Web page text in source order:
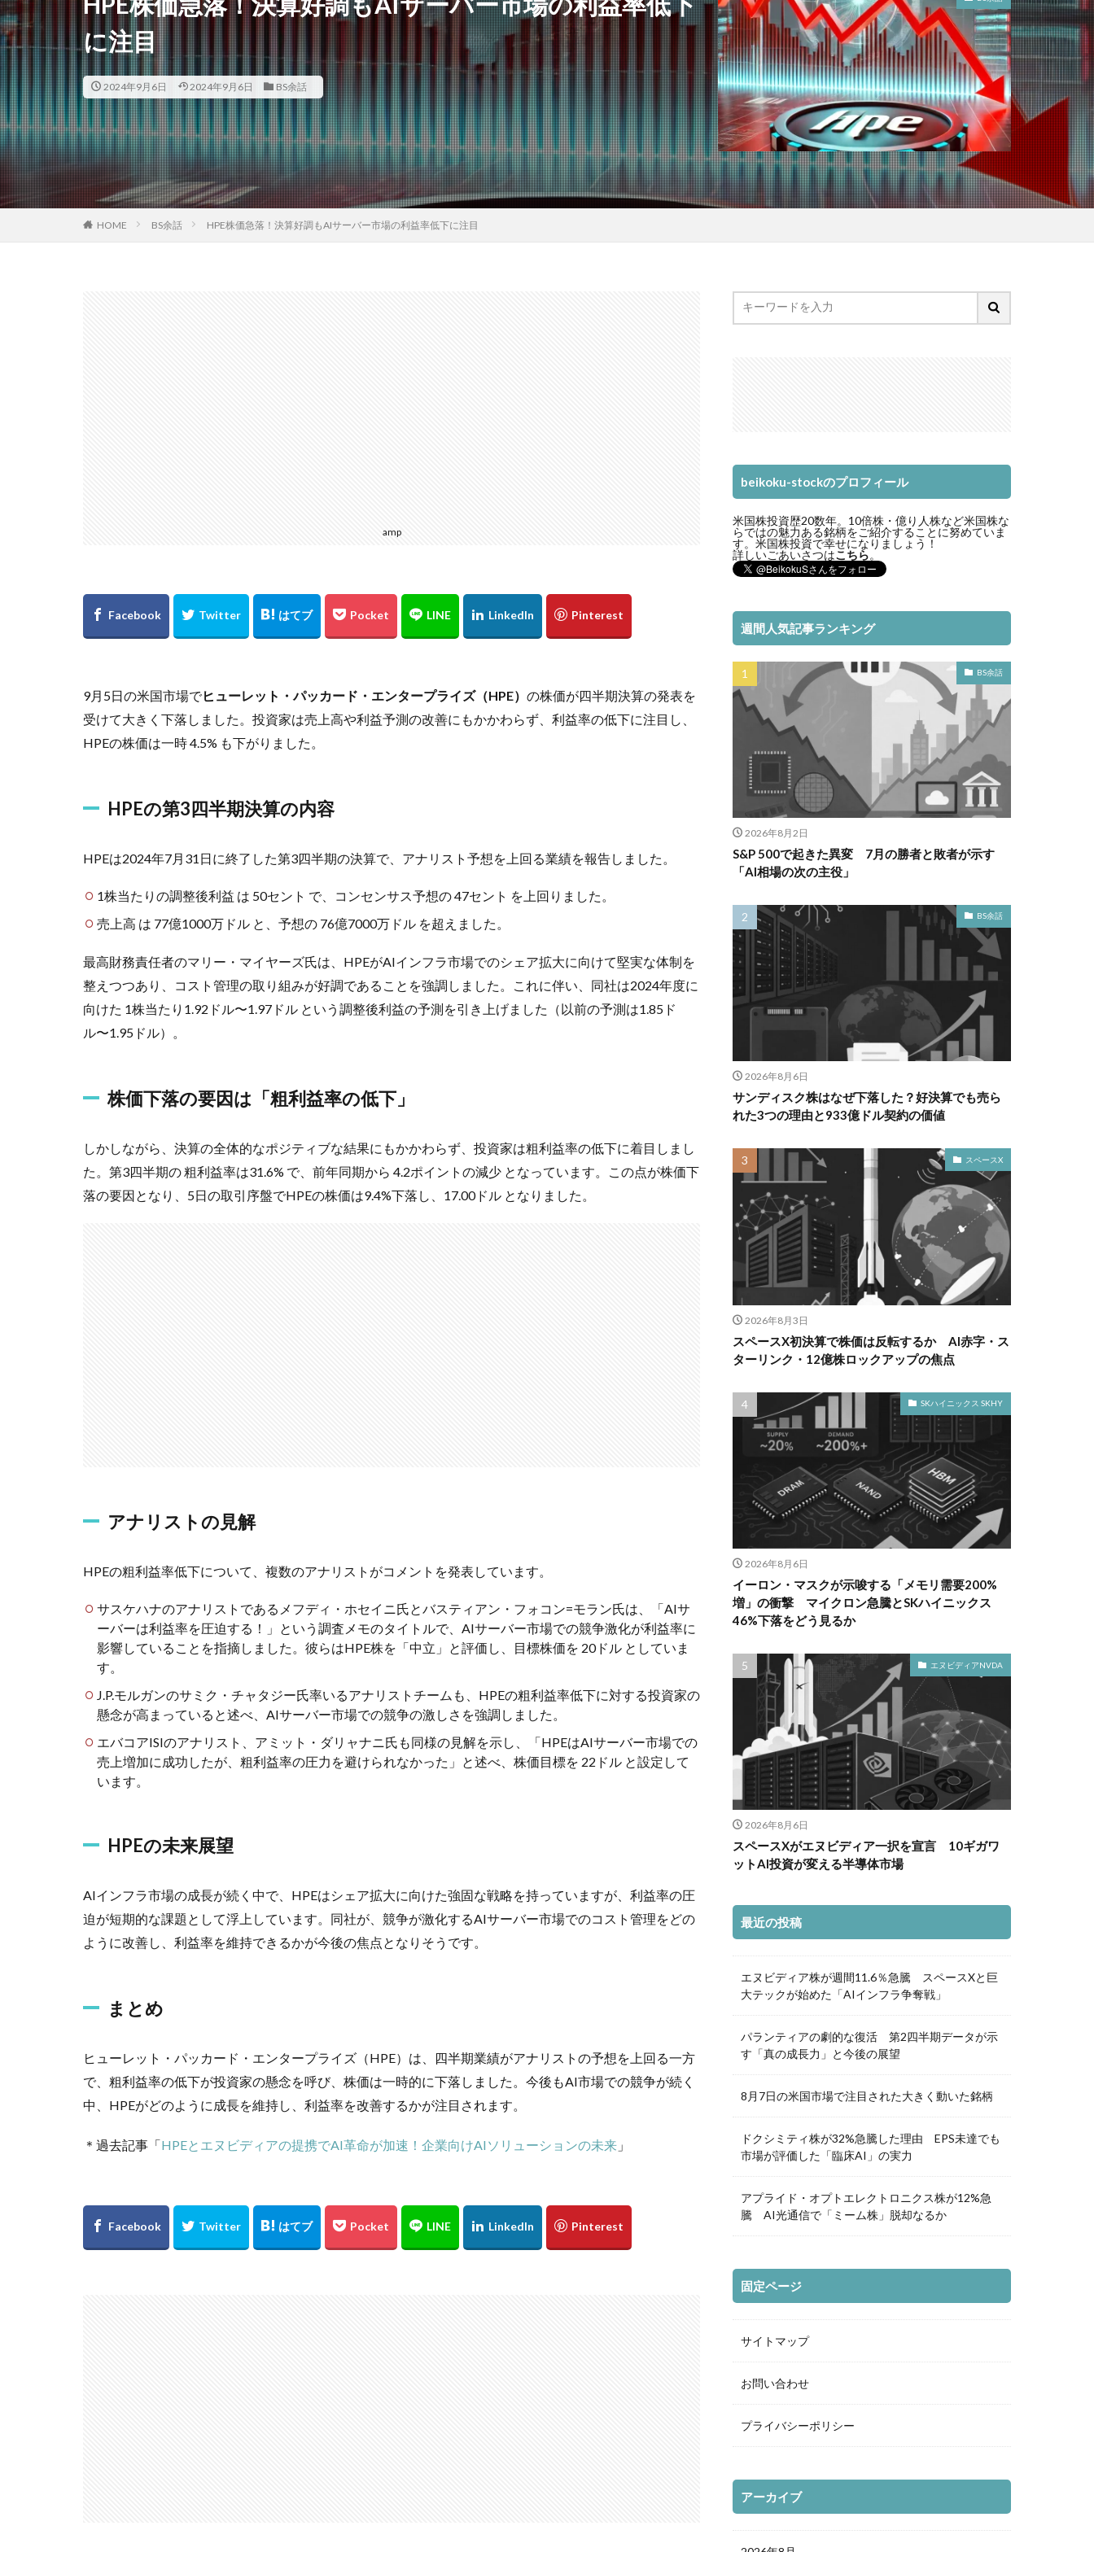
に注目
2024年9月6日 2024年9月6日 BS余話
HOME BS余話 HPE株価急落！決算好調もAIサーバー市場の利益率低下に注目
amp
9月5日の米国市場でヒューレット・パッカード・エンタープライズ（HPE） の株価が四半期決算の発表を
受けて大きく下落しました。投資家は売上高や利益予測の改善にもかかわらず、利益率の低下に注目し、
HPEの株価は一時 4.5% も下がりました。
HPEの第3四半期決算の内容
HPEは2024年7月31日に終了した第3四半期の決算で、アナリスト予想を上回る業績を報告しました。
1株当たりの調整後利益 は 50セント で、コンセンサス予想の 47セント を上回りました。
売上高 は 77億1000万ドル と、予想の 76億7000万ドル を超えました。
最高財務責任者のマリー・マイヤーズ氏は、HPEがAIインフラ市場でのシェア拡大に向けて堅実な体制を
整えつつあり、コスト管理の取り組みが好調であることを強調しました。これに伴い、同社は2024年度に
向けた 1株当たり1.92ドル〜1.97ドル という調整後利益の予測を引き上げました（以前の予測は1.85ド
ル〜1.95ドル）。
株価下落の要因は「粗利益率の低下」
しかしながら、決算の全体的なポジティブな結果にもかかわらず、投資家は粗利益率の低下に着目しまし
た。第3四半期の 粗利益率は31.6% で、前年同期から 4.2ポイントの減少 となっています。この点が株価下
落の要因となり、5日の取引序盤でHPEの株価は9.4%下落し、17.00ドル となりました。
アナリストの見解
HPEの粗利益率低下について、複数のアナリストがコメントを発表しています。
サスケハナのアナリストであるメフディ・ホセイニ氏とバスティアン・フォコン=モラン氏は、「AIサ
ーバーは利益率を圧迫する！」という調査メモのタイトルで、AIサーバー市場での競争激化が利益率に
影響していることを指摘しました。彼らはHPE株を「中立」と評価し、目標株価を 20ドル としていま
す。
J.P.モルガンのサミク・チャタジー氏率いるアナリストチームも、HPEの粗利益率低下に対する投資家の
懸念が高まっていると述べ、AIサーバー市場での競争の激しさを強調しました。
エバコアISIのアナリスト、アミット・ダリャナニ氏も同様の見解を示し、「HPEはAIサーバー市場での
売上増加に成功したが、粗利益率の圧力を避けられなかった」と述べ、株価目標を 22ドル と設定して
います。
HPEの未来展望
AIインフラ市場の成長が続く中で、HPEはシェア拡大に向けた強固な戦略を持っていますが、利益率の圧
迫が短期的な課題として浮上しています。同社が、競争が激化するAIサーバー市場でのコスト管理をどの
ように改善し、利益率を維持できるかが今後の焦点となりそうです。
まとめ
ヒューレット・パッカード・エンタープライズ（HPE）は、四半期業績がアナリストの予想を上回る一方
で、粗利益率の低下が投資家の懸念を呼び、株価は一時的に下落しました。今後もAI市場での競争が続く
中、HPEがどのように成長を維持し、利益率を改善するかが注目されます。
＊過去記事「HPEとエヌビディアの提携でAI革命が加速！企業向けAIソリューションの未来 」
beikoku-stockのプロフィール
米国株投資歴20数年。10倍株・億り人株など米国株な
らではの魅力ある銘柄をご紹介することに努めていま
す。米国株投資で幸せになりましょう！
詳しいごあいさつはこちら。
週間人気記事ランキング
BS余話
2026年8月2日
S&P 500で起きた異変 7月の勝者と敗者が示す
「AI相場の次の主役」
BS余話
2026年8月6日
サンディスク株はなぜ下落した？好決算でも売ら
れた3つの理由と933億ドル契約の価値
スペースX
2026年8月3日
スペースX初決算で株価は反転するか AI赤字・ス
ターリンク・12億株ロックアップの焦点
SKハイニックス SKHY
2026年8月6日
イーロン・マスクが示唆する「メモリ需要200%
増」の衝撃 マイクロン急騰とSKハイニックス
46%下落をどう見るか
エヌビディアNVDA
2026年8月6日
スペースXがエヌビディア一択を宣言 10ギガワ
ットAI投資が変える半導体市場
最近の投稿
エヌビディア株が週間11.6％急騰 スペースXと巨
大テックが始めた「AIインフラ争奪戦」
パランティアの劇的な復活 第2四半期データが示
す「真の成長力」と今後の展望
8月7日の米国市場で注目された大きく動いた銘柄
ドクシミティ株が32%急騰した理由 EPS未達でも
市場が評価した「臨床AI」の実力
アプライド・オプトエレクトロニクス株が12%急
騰 AI光通信で「ミーム株」脱却なるか
固定ページ
サイトマップ
お問い合わせ
プライバシーポリシー
アーカイブ